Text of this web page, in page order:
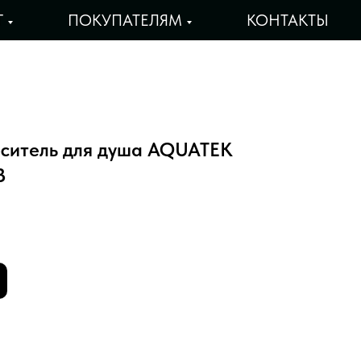
ПОКУПАТЕЛЯМ КОНТАКТЫ
для душа AQUATEK